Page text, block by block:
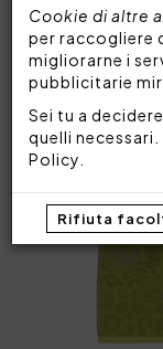
Cookie di altre
per raccogliere
migliorarne i
pubblicitarie
Sei tu a
quelli
Policy
Rifiuta